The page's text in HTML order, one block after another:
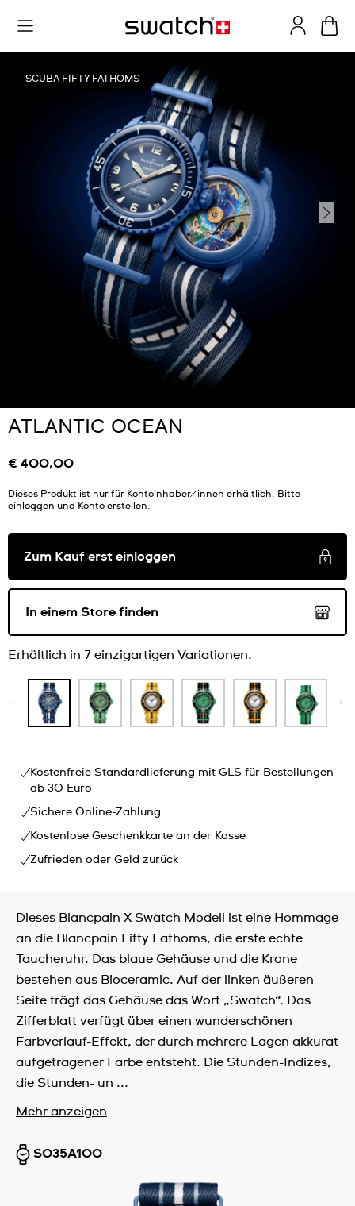
SCUBA FIFTY FATHOMS
ATLANTIC OCEAN
€ 400,00
Dieses Produkt ist nur für Kontoinhaber/innen erhältlich. Bitte
einloggen und Konto erstellen.
Zum Kauf erst einloggen
In einem Store finden
Erhältlich in 7 einzigartigen Variationen.
Kostenfreie Standardlieferung mit GLS für Bestellungen
ab 30 Euro
Sichere Online-Zahlung
Kostenlose Geschenkkarte an der Kasse
Zufrieden oder Geld zurück
Dieses Blancpain X Swatch Modell ist eine Hommage
an die Blancpain Fifty Fathoms, die erste echte
Taucheruhr. Das blaue Gehäuse und die Krone
bestehen aus Bioceramic. Auf der linken äußeren
Seite trägt das Gehäuse das Wort „Swatch“. Das
Zifferblatt verfügt über einen wunderschönen
Farbverlauf-Effekt, der durch mehrere Lagen akkurat
aufgetragener Farbe entsteht. Die Stunden-Indizes,
die Stunden- un ...
Mehr anzeigen
SO35A100